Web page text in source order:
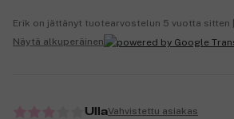
Erik on jättänyt tuotearvostelun 5 vuotta sitten
Näytä alkuperäinen
UllaVahvistettu asiakas